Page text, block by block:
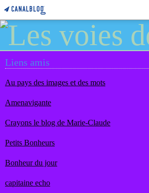
Liens amis
Au pays des images et des mots
Amenavigante
Crayons le blog de Marie-Claude
Petits Bonheurs
Bonheur du jour
capitaine echo